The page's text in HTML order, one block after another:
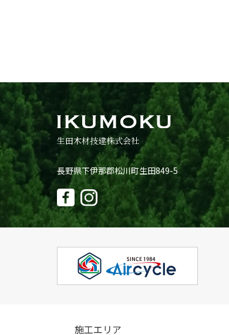
生田木材技建株式会社
長野県下伊那郡松川町生田849-5
施工エリア